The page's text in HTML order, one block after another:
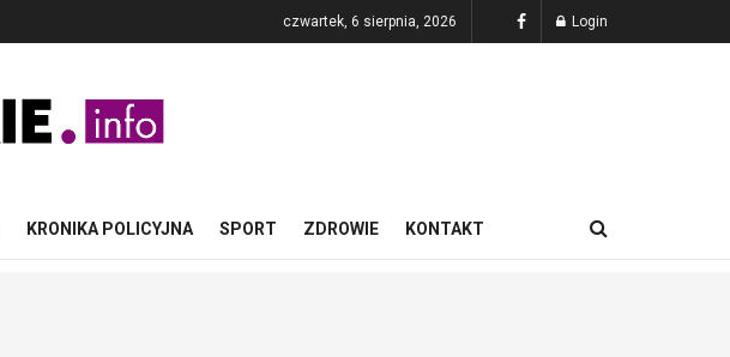
czwartek, 6 sierpnia, 2026 Login
KRONIKA POLICYJNA SPORT ZDROWIE KONTAKT